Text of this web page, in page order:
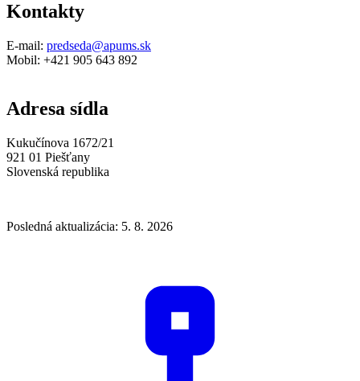
Kontakty
E-mail: predseda@apums.sk
Mobil: +421 905 643 892
Adresa sídla
Kukučínova 1672/21
921 01 Piešťany
Slovenská republika
Posledná aktualizácia: 5. 8. 2026